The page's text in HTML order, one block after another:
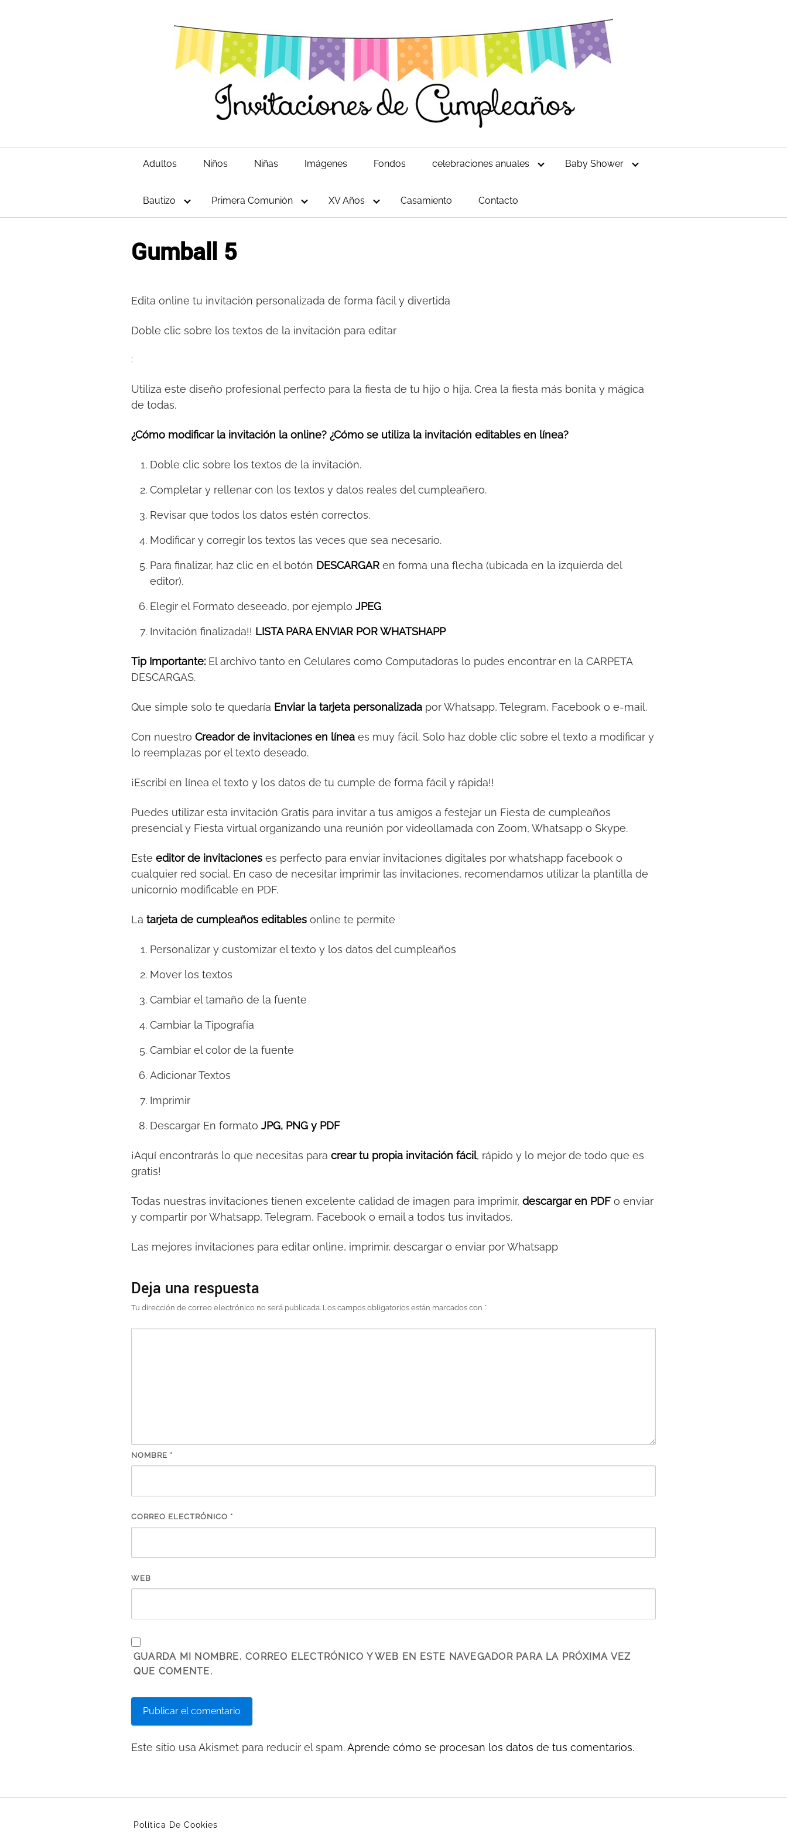
Adultos Niños Niñas Imágenes Fondos celebraciones anuales Baby Shower
Bautizo Primera Comunión XV Años Casamiento Contacto
Gumball 5
Edita online tu invitación personalizada de forma fácil y divertida
Doble clic sobre los textos de la invitación para editar
:
Utiliza este diseño profesional perfecto para la fiesta de tu hijo o hija. Crea la fiesta más bonita y mágica
de todas.
¿Cómo modificar la invitación la online? ¿Cómo se utiliza la invitación editables en línea?
Doble clic sobre los textos de la invitación.
Completar y rellenar con los textos y datos reales del cumpleañero.
Revisar que todos los datos estén correctos.
Modificar y corregir los textos las veces que sea necesario.
Para finalizar, haz clic en el botón DESCARGAR en forma una flecha (ubicada en la izquierda del
editor).
Elegir el Formato deseeado, por ejemplo JPEG.
Invitación finalizada!! LISTA PARA ENVIAR POR WHATSHAPP
Tip Importante: El archivo tanto en Celulares como Computadoras lo pudes encontrar en la CARPETA
DESCARGAS.
Que simple solo te quedaría Enviar la tarjeta personalizada por Whatsapp, Telegram, Facebook o e-mail.
Con nuestro Creador de invitaciones en línea es muy fácil. Solo haz doble clic sobre el texto a modificar y
lo reemplazas por el texto deseado.
¡Escribí en línea el texto y los datos de tu cumple de forma fácil y rápida!!
Puedes utilizar esta invitación Gratis para invitar a tus amigos a festejar un Fiesta de cumpleaños
presencial y Fiesta virtual organizando una reunión por videollamada con Zoom, Whatsapp o Skype.
Este editor de invitaciones es perfecto para enviar invitaciones digitales por whatshapp facebook o
cualquier red social. En caso de necesitar imprimir las invitaciones, recomendamos utilizar la plantilla de
unicornio modificable en PDF.
La tarjeta de cumpleaños editables online te permite
Personalizar y customizar el texto y los datos del cumpleaños
Mover los textos
Cambiar el tamaño de la fuente
Cambiar la Tipografía
Cambiar el color de la fuente
Adicionar Textos
Imprimir
Descargar En formato JPG, PNG y PDF
¡Aquí encontrarás lo que necesitas para crear tu propia invitación fácil, rápido y lo mejor de todo que es
gratis!
Todas nuestras invitaciones tienen excelente calidad de imagen para imprimir, descargar en PDF o enviar
y compartir por Whatsapp, Telegram, Facebook o email a todos tus invitados.
Las mejores invitaciones para editar online, imprimir, descargar o enviar por Whatsapp
Deja una respuesta
Tu dirección de correo electrónico no será publicada. Los campos obligatorios están marcados con *
NOMBRE *
CORREO ELECTRÓNICO *
WEB
GUARDA MI NOMBRE, CORREO ELECTRÓNICO Y WEB EN ESTE NAVEGADOR PARA LA PRÓXIMA VEZ
QUE COMENTE.
Este sitio usa Akismet para reducir el spam.Aprende cómo se procesan los datos de tus comentarios.
Política De Cookies